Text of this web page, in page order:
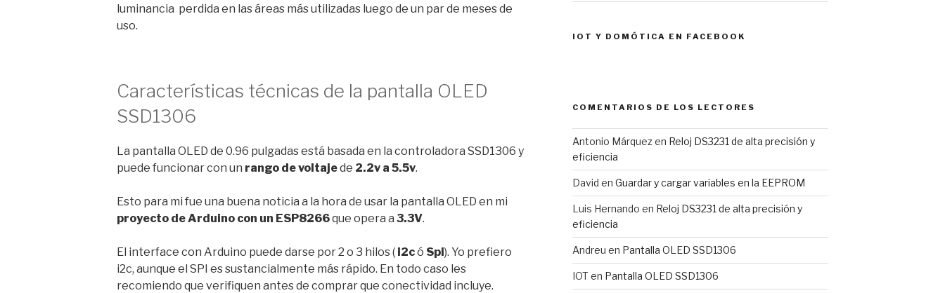
luminancia perdida en las áreas más utilizadas luego de un par de meses de
uso.
Características técnicas de la pantalla OLED
SSD1306
La pantalla OLED de 0.96 pulgadas está basada en la controladora SSD1306 y
puede funcionar con un rango de voltajede 2.2v a 5.5v.
Esto para mi fue una buena noticia a la hora de usar la pantalla OLED en mi
proyecto de Arduino con un ESP8266que opera a3.3V.
El interface con Arduino puede darse por 2 o 3 hilos ( i2có Spi). Yo prefiero
i2c, aunque el SPI es sustancialmente más rápido. En todo caso les
recomiendo que verifiquen antes de comprar que conectividad incluye.
IOT Y DOMÓTICA EN FACEBOOK
COMENTARIOS DE LOS LECTORES
Antonio Márquezen Reloj DS3231 de alta precisión y
eficiencia
David en Guardar y cargar variables en la EEPROM
Luis Hernando en Reloj DS3231 de alta precisión y
eficiencia
Andreu en Pantalla OLED SSD1306
IOTen Pantalla OLED SSD1306